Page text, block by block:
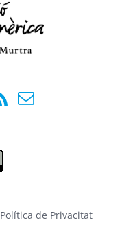
Política de Privacitat